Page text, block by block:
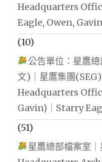
Headquarters
Eagle, Owen,
(10)
公告單位：星鷹
文)｜星鷹集團
Headquarters
Gavin)｜Starry
(51)
星鷹總部檔案室